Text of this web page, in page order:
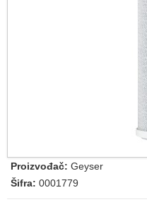
Proizvođač: Geyser
Šifra: 0001779